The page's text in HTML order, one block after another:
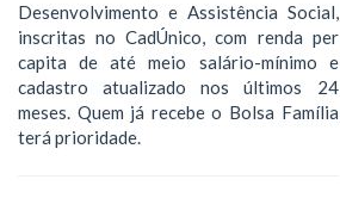
Desenvolvimento e Assistência Social,
inscritas no CadÚnico, com renda per
capita de até meio salário-mínimo e
cadastro atualizado nos últimos 24
meses. Quem já recebe o Bolsa Família
terá prioridade.